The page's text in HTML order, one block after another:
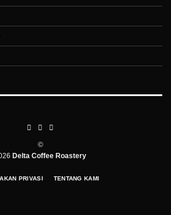
©
Delta Coffee Roastery
PRIVASI TENTANG KAMI